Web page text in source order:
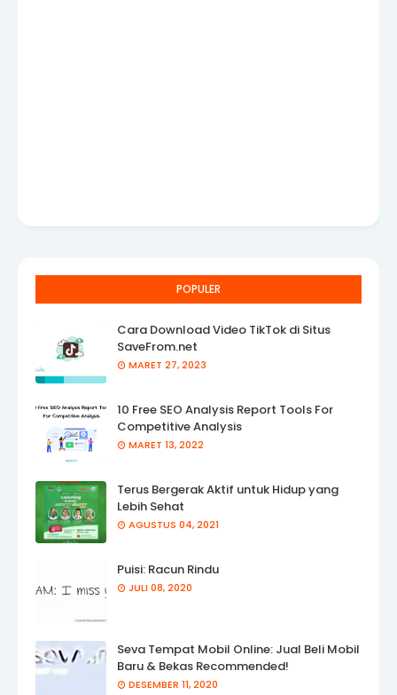
POPULER
Cara Download Video TikTok di Situs
SaveFrom.net
MARET 27, 2023
10 Free SEO Analysis Report Tools For
Competitive Analysis
MARET 13, 2022
Terus Bergerak Aktif untuk Hidup yang
Lebih Sehat
AGUSTUS 04, 2021
Puisi: Racun Rindu
JULI 08, 2020
Seva Tempat Mobil Online: Jual Beli Mobil
Baru & Bekas Recommended!
DESEMBER 11, 2020